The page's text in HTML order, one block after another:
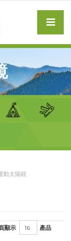
動太陽鏡
顯示 產品